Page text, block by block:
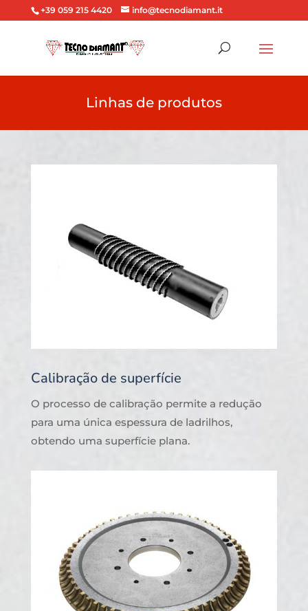
+39 059 215 4420 info@tecnodiamant.it
Linhas de produtos
Calibração de superfície
O processo de calibração permite a redução
para uma única espessura de ladrilhos,
obtendo uma superfície plana.